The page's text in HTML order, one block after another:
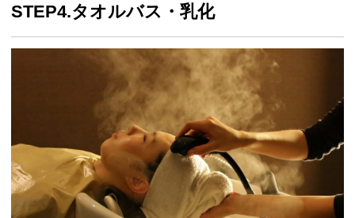
STEP4.タオルバス・乳化